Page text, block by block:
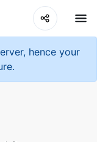
hence your